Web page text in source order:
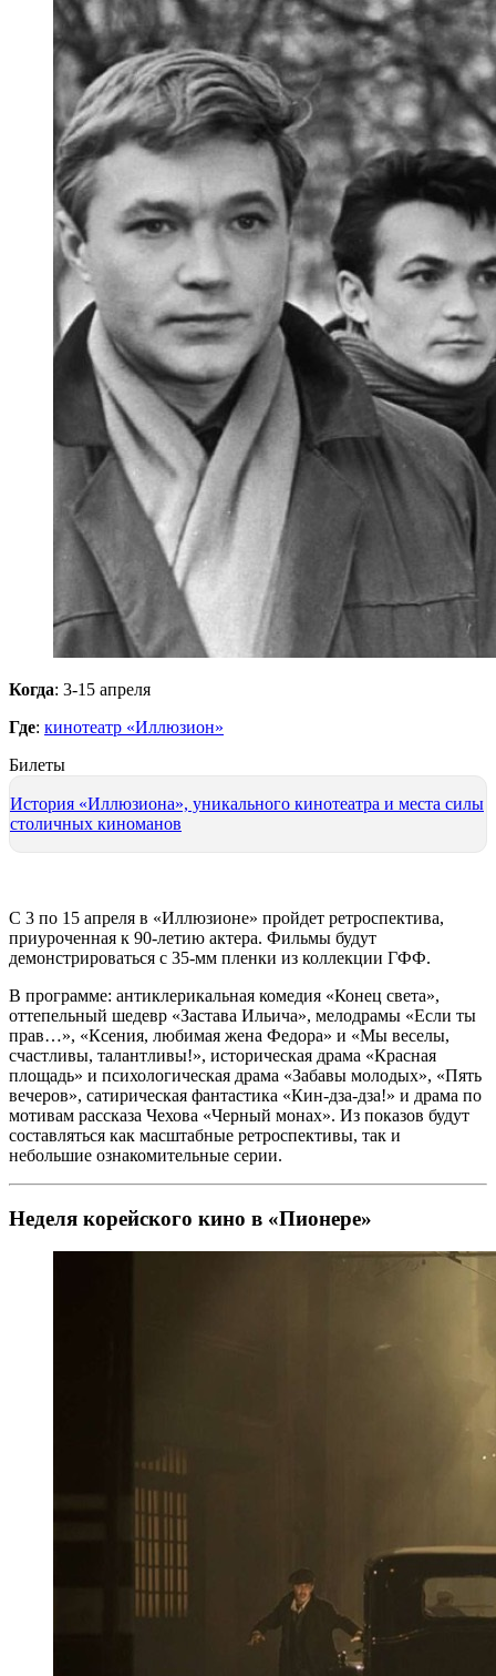
Когда: 3-15 апреля
Где: кинотеатр «Иллюзион»
Билеты
История «Иллюзиона», уникального кинотеатра и места силы
столичных киноманов
С 3 по 15 апреля в «Иллюзионе» пройдет ретроспектива,
приуроченная к 90-летию актера. Фильмы будут
демонстрироваться с 35-мм пленки из коллекции ГФФ.
В программе: антиклерикальная комедия «Конец света»,
оттепельный шедевр «Застава Ильича», мелодрамы «Если ты
прав…», «Ксения, любимая жена Федора» и «Мы веселы,
счастливы, талантливы!», историческая драма «Красная
площадь» и психологическая драма «Забавы молодых», «Пять
вечеров», сатирическая фантастика «Кин-дза-дза!» и драма по
мотивам рассказа Чехова «Черный монах». Из показов будут
составляться как масштабные ретроспективы, так и
небольшие ознакомительные серии.
Неделя корейского кино в «Пионере»